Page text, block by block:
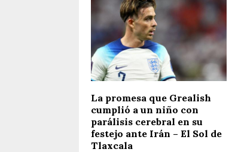
La promesa que Grealish
cumplió a un niño con
parálisis cerebral en su
festejo ante Irán – El Sol de
Tlaxcala